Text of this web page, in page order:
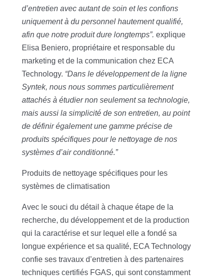
d’entretien avec autant de soin et les confions
uniquement à du personnel hautement qualifié,
afin que notre produit dure longtemps”. explique
Elisa Beniero, propriétaire et responsable du
marketing et de la communication chez ECA
Technology. “Dans le développement de la ligne
Syntek, nous nous sommes particulièrement
attachés à étudier non seulement sa technologie,
mais aussi la simplicité de son entretien, au point
de définir également une gamme précise de
produits spécifiques pour le nettoyage de nos
systèmes d’air conditionné.”
Produits de nettoyage spécifiques pour les
systèmes de climatisation
Avec le souci du détail à chaque étape de la
recherche, du développement et de la production
qui la caractérise et sur lequel elle a fondé sa
longue expérience et sa qualité, ECA Technology
confie ses travaux d’entretien à des partenaires
techniques certifiés FGAS, qui sont constamment